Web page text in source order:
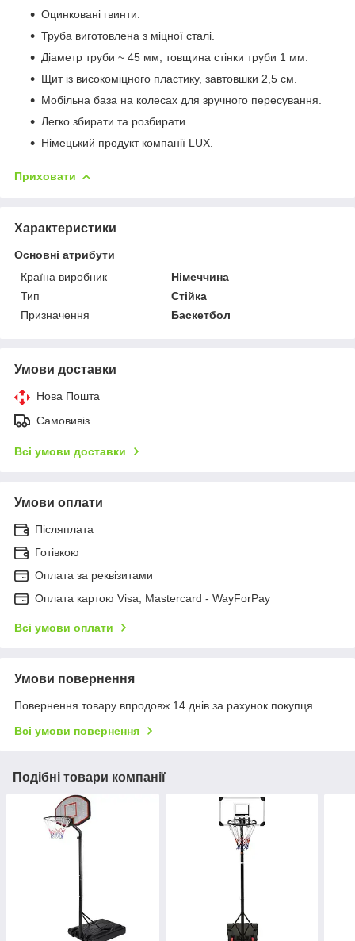
Оцинковані гвинти.
Труба виготовлена з міцної сталі.
Діаметр труби ~ 45 мм, товщина стінки труби 1 мм.
Щит із високоміцного пластику, завтовшки 2,5 см.
Мобільна база на колесах для зручного пересування.
Легко збирати та розбирати.
Німецький продукт компанії LUX.
Приховати
Характеристики
Основні атрибути
Країна виробник
Німеччина
Тип
Стійка
Призначення
Баскетбол
Умови доставки
Нова Пошта
Самовивіз
Всі умови доставки
Умови оплати
Післяплата
Готівкою
Оплата за реквізитами
Оплата картою Visa, Mastercard - WayForPay
Всі умови оплати
Умови повернення
Повернення товару впродовж 14 днів за рахунок покупця
Всі умови повернення
Подібні товари компанії